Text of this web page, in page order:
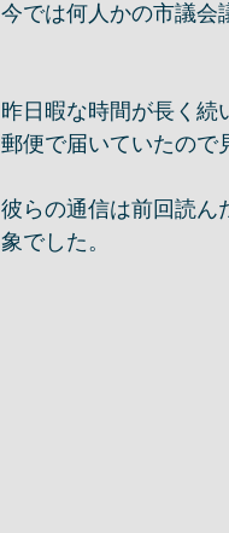
今では何人かの市議会
昨日暇な時間が長く続
郵便で届いていたので
彼らの通信は前回読ん
象でした。